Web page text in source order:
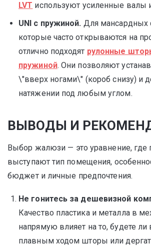
LVT используют усиленные валы
UNI с пружиной. Для мансардных
которые часто открываются на
отлично подходят рулонные
пружиной. Они позволяют
\"вверх ногами\" (короб снизу) и
натяжении под любым углом.
ВЫВОДЫ И
Выбор жалюзи — это уравнение,
выступают тип помещения,
бюджет и личные предпочтения.
Не гонитесь за дешевизной
Качество пластика и металла в
напрямую влияет на то, будете
плавным ходом шторы или